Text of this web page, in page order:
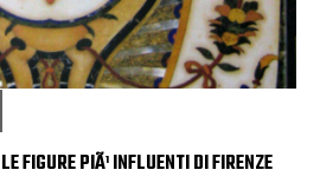
FIGURE PIÃ¹ INFLUENTI DI FIRENZE